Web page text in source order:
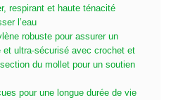
respirant et haute ténacité
l’eau
robuste pour assurer un
et ultra-sécurisé avec crochet et
du mollet pour un soutien
pour une longue durée de vie